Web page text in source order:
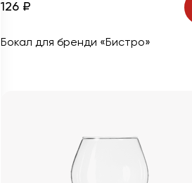
126 ₽
Бокал для бренди «Бистро»